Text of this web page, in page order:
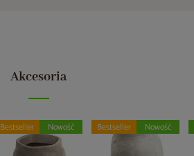
Akcesoria
Bestseller Nowość Bestseller Nowość